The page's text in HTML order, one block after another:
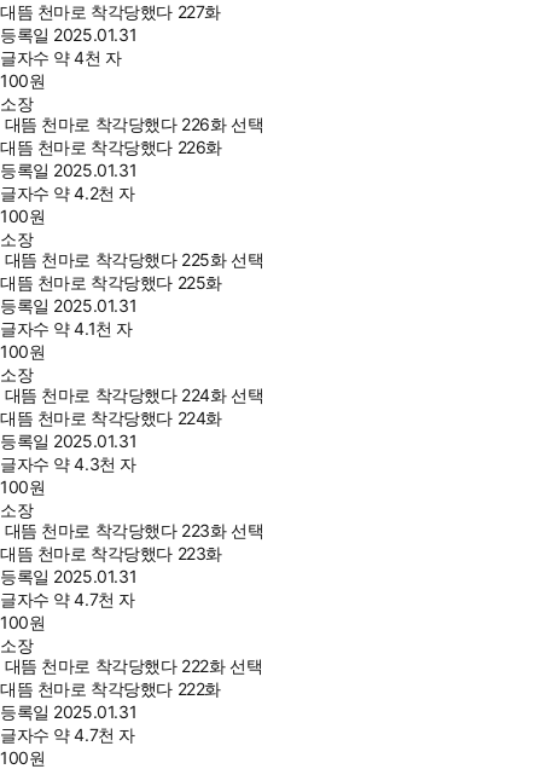
대뜸 천마로 착각당했다 227화
등록일 2025.01.31
글자수 약 4천 자
100원
소장
대뜸 천마로 착각당했다 226화 선택
대뜸 천마로 착각당했다 226화
등록일 2025.01.31
글자수 약 4.2천 자
100원
소장
대뜸 천마로 착각당했다 225화 선택
대뜸 천마로 착각당했다 225화
등록일 2025.01.31
글자수 약 4.1천 자
100원
소장
대뜸 천마로 착각당했다 224화 선택
대뜸 천마로 착각당했다 224화
등록일 2025.01.31
글자수 약 4.3천 자
100원
소장
대뜸 천마로 착각당했다 223화 선택
대뜸 천마로 착각당했다 223화
등록일 2025.01.31
글자수 약 4.7천 자
100원
소장
대뜸 천마로 착각당했다 222화 선택
대뜸 천마로 착각당했다 222화
등록일 2025.01.31
글자수 약 4.7천 자
100원